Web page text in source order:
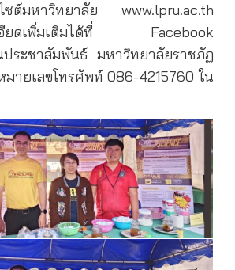
ไซต์มหาวิทยาลัย www.lpru.ac.th
เอียดเพิ่มเติมได้ที่ Facebook
ระชาสัมพันธ์ มหาวิทยาลัยราชภัฏ
ายเลขโทรศัพท์ 086-4215760 ใน